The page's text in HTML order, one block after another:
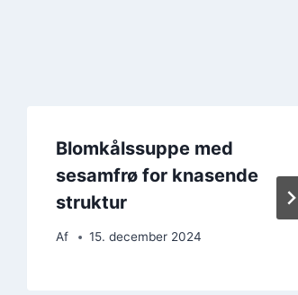
Blomkålssuppe med
sesamfrø for knasende
struktur
Af 15. december 2024